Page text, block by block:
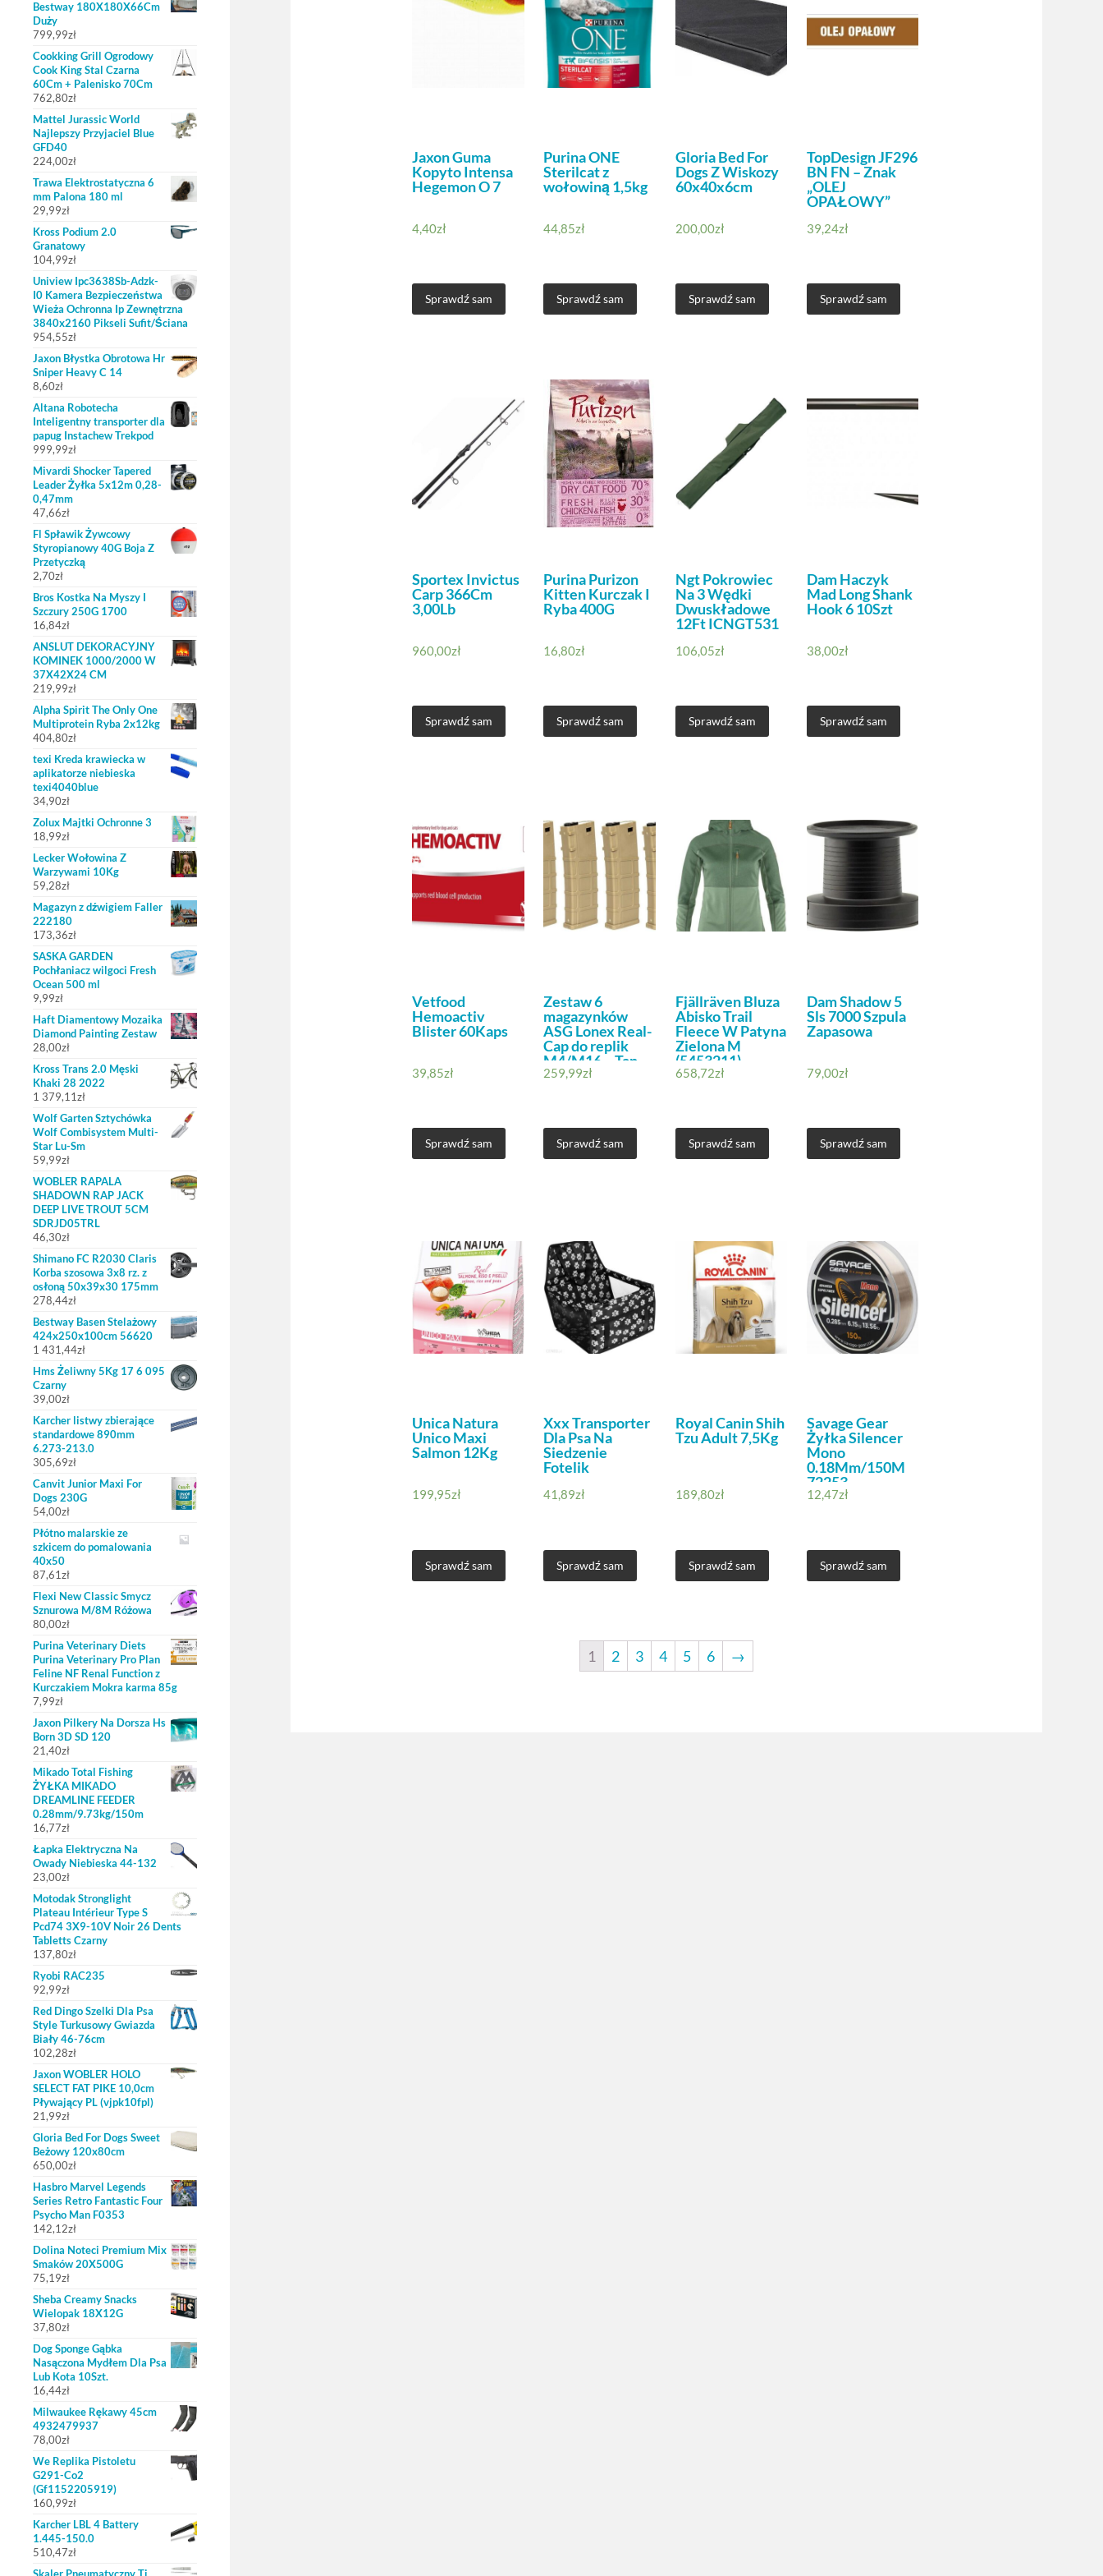
Bestway 180X180X66Cm
Duży
799,99zł
Cookking Grill Ogrodowy
Cook King Stal Czarna
60Cm + Palenisko 70Cm
762,80zł
Mattel Jurassic World
Najlepszy Przyjaciel Blue
GFD40
224,00zł
Trawa Elektrostatyczna 6
mm Palona 180 ml
29,99zł
Kross Podium 2.0
Granatowy
104,99zł
Uniview Ipc3638Sb-Adzk-
I0 Kamera Bezpieczeństwa
Wieża Ochronna Ip Zewnętrzna
3840x2160 Pikseli Sufit/Ściana
954,55zł
Jaxon Błystka Obrotowa Hr
Sniper Heavy C 14
8,60zł
Altana Robotecha
Inteligentny transporter dla
papug Instachew Trekpod
999,99zł
Mivardi Shocker Tapered
Leader Żyłka 5x12m 0,28-
0,47mm
47,66zł
Fl Spławik Żywcowy
Styropianowy 40G Boja Z
Przetyczką
2,70zł
Bros Kostka Na Myszy I
Szczury 250G 1700
16,84zł
ANSLUT DEKORACYJNY
KOMINEK 1000/2000 W
37X42X24 CM
219,99zł
Alpha Spirit The Only One
Multiprotein Ryba 2x12kg
404,80zł
texi Kreda krawiecka w
aplikatorze niebieska
texi4040blue
34,90zł
Zolux Majtki Ochronne 3
18,99zł
Lecker Wołowina Z
Warzywami 10Kg
59,28zł
Magazyn z dźwigiem Faller
222180
173,36zł
SASKA GARDEN
Pochłaniacz wilgoci Fresh
Ocean 500 ml
9,99zł
Haft Diamentowy Mozaika
Diamond Painting Zestaw
28,00zł
Kross Trans 2.0 Męski
Khaki 28 2022
1 379,11zł
Wolf Garten Sztychówka
Wolf Combisystem Multi-
Star Lu-Sm
59,99zł
WOBLER RAPALA
SHADOWN RAP JACK
DEEP LIVE TROUT 5CM
SDRJD05TRL
46,30zł
Shimano FC R2030 Claris
Korba szosowa 3x8 rz. z
osłoną 50x39x30 175mm
278,44zł
Bestway Basen Stelażowy
424x250x100cm 56620
1 431,44zł
Hms Żeliwny 5Kg 17 6 095
Czarny
39,00zł
Karcher listwy zbierające
standardowe 890mm
6.273-213.0
305,69zł
Canvit Junior Maxi For
Dogs 230G
54,00zł
Płótno malarskie ze
szkicem do pomalowania
40x50
87,61zł
Flexi New Classic Smycz
Sznurowa M/8M Różowa
80,00zł
Purina Veterinary Diets
Purina Veterinary Pro Plan
Feline NF Renal Function z
Kurczakiem Mokra karma 85g
7,99zł
Jaxon Pilkery Na Dorsza Hs
Born 3D SD 120
21,40zł
Mikado Total Fishing
ŻYŁKA MIKADO
DREAMLINE FEEDER
0.28mm/9.73kg/150m
16,77zł
Łapka Elektryczna Na
Owady Niebieska 44-132
23,00zł
Motodak Stronglight
Plateau Intérieur Type S
Pcd74 3X9-10V Noir 26 Dents
Tabletts Czarny
137,80zł
Ryobi RAC235
92,99zł
Red Dingo Szelki Dla Psa
Style Turkusowy Gwiazda
Biały 46-76cm
102,28zł
Jaxon WOBLER HOLO
SELECT FAT PIKE 10,0cm
Pływający PL (vjpk10fpl)
21,99zł
Gloria Bed For Dogs Sweet
Beżowy 120x80cm
650,00zł
Hasbro Marvel Legends
Series Retro Fantastic Four
Psycho Man F0353
142,12zł
Dolina Noteci Premium Mix
Smaków 20X500G
75,19zł
Sheba Creamy Snacks
Wielopak 18X12G
37,80zł
Dog Sponge Gąbka
Nasączona Mydłem Dla Psa
Lub Kota 10Szt.
16,44zł
Milwaukee Rękawy 45cm
4932479937
78,00zł
We Replika Pistoletu
G291-Co2
(Gf1152205919)
160,99zł
Karcher LBL 4 Battery
1.445-150.0
510,47zł
Jaxon Guma
Kopyto Intensa
Hegemon O 7
4,40zł
Sprawdź sam
Purina ONE
Sterilcat z
wołowiną 1,5kg
44,85zł
Sprawdź sam
Gloria Bed For
Dogs Z Wiskozy
60x40x6cm
200,00zł
Sprawdź sam
TopDesign JF296
BN FN – Znak
„OLEJ
OPAŁOWY”
39,24zł
Sprawdź sam
Sportex Invictus
Carp 366Cm
3,00Lb
960,00zł
Sprawdź sam
Purina Purizon
Kitten Kurczak I
Ryba 400G
16,80zł
Sprawdź sam
Ngt Pokrowiec
Na 3 Wędki
Dwuskładowe
12Ft ICNGT531
106,05zł
Sprawdź sam
Dam Haczyk
Mad Long Shank
Hook 6 10Szt
38,00zł
Sprawdź sam
Vetfood
Hemoactiv
Blister 60Kaps
39,85zł
Sprawdź sam
Zestaw 6
magazynków
ASG Lonex Real-
Cap do replik
M4/M16 – Tan
(LON-05-
259,99zł
Sprawdź sam
Fjällräven Bluza
Abisko Trail
Fleece W Patyna
Zielona M
(5453211)
658,72zł
Sprawdź sam
Dam Shadow 5
Sls 7000 Szpula
Zapasowa
79,00zł
Sprawdź sam
Unica Natura
Unico Maxi
Salmon 12Kg
199,95zł
Sprawdź sam
Xxx Transporter
Dla Psa Na
Siedzenie
Fotelik
41,89zł
Sprawdź sam
Royal Canin Shih
Tzu Adult 7,5Kg
189,80zł
Sprawdź sam
Savage Gear
Żyłka Silencer
Mono
0.18Mm/150M
72253
12,47zł
Sprawdź sam
1 2 3 4 5 6 →